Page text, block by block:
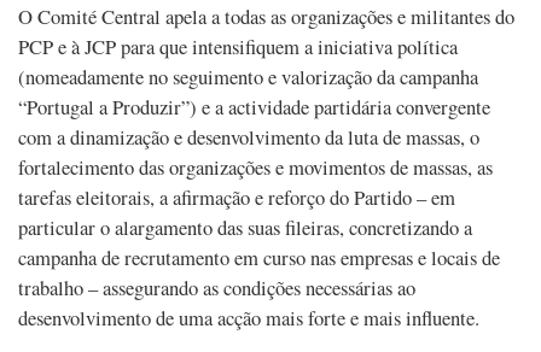
O Comité Central apela a todas as organizações e militantes do
PCP e à JCP para que intensifiquem a iniciativa política
(nomeadamente no seguimento e valorização da campanha
“Portugal a Produzir”) e a actividade partidária convergente
com a dinamização e desenvolvimento da luta de massas, o
fortalecimento das organizações e movimentos de massas, as
tarefas eleitorais, a afirmação e reforço do Partido – em
particular o alargamento das suas fileiras, concretizando a
campanha de recrutamento em curso nas empresas e locais de
trabalho – assegurando as condições necessárias ao
desenvolvimento de uma acção mais forte e mais influente.